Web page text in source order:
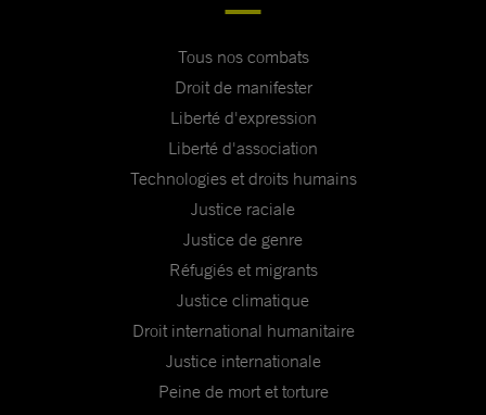
Tous nos combats
Droit de manifester
Liberté d'expression
Liberté d'association
Technologies et droits humains
Justice raciale
Justice de genre
Réfugiés et migrants
Justice climatique
Droit international humanitaire
Justice internationale
Peine de mort et torture